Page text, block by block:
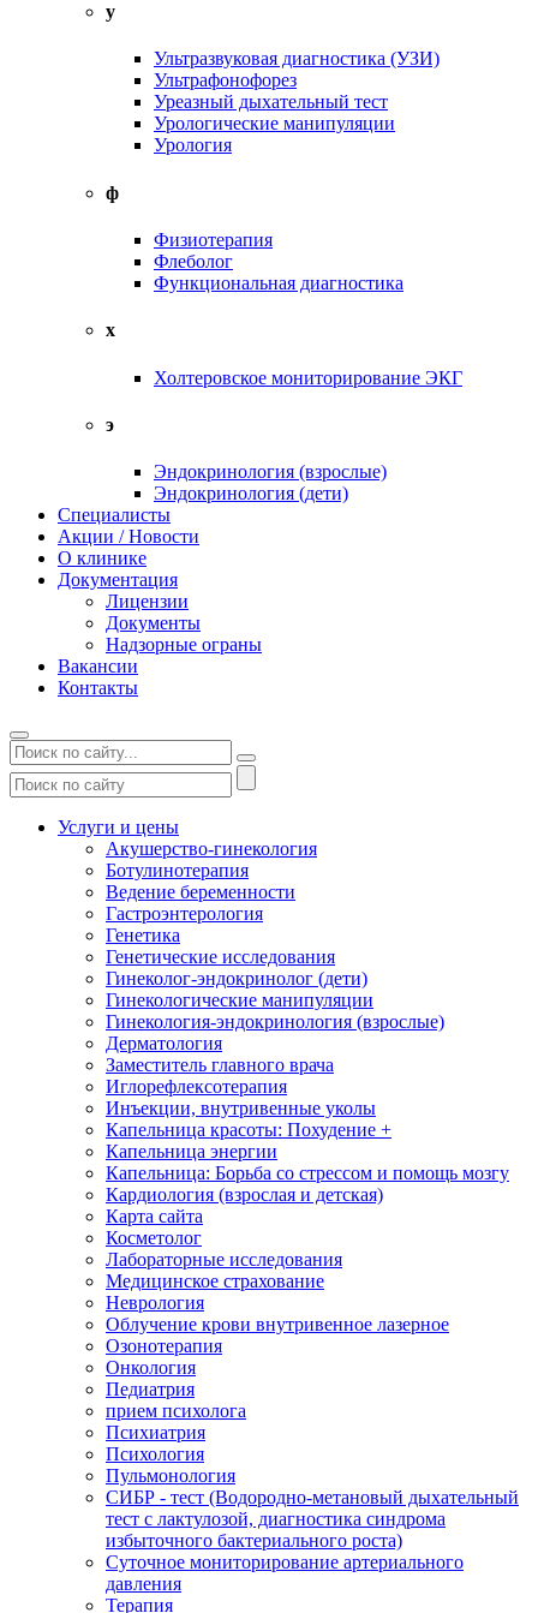
у
Ультразвуковая диагностика (УЗИ)
Ультрафонофорез
Уреазный дыхательный тест
Урологические манипуляции
Урология
ф
Физиотерапия
Флеболог
Функциональная диагностика
х
Холтеровское мониторирование ЭКГ
э
Эндокринология (взрослые)
Эндокринология (дети)
Специалисты
Акции / Новости
О клинике
Документация
Лицензии
Документы
Надзорные ограны
Вакансии
Контакты
Услуги и цены
Акушерство-гинекология
Ботулинотерапия
Ведение беременности
Гастроэнтерология
Генетика
Генетические исследования
Гинеколог-эндокринолог (дети)
Гинекологические манипуляции
Гинекология-эндокринология (взрослые)
Дерматология
Заместитель главного врача
Иглорефлексотерапия
Инъекции, внутривенные уколы
Капельница красоты: Похудение +
Капельница энергии
Капельница: Борьба со стрессом и помощь мозгу
Кардиология (взрослая и детская)
Карта сайта
Косметолог
Лабораторные исследования
Медицинское страхование
Неврология
Облучение крови внутривенное лазерное
Озонотерапия
Онкология
Педиатрия
прием психолога
Психиатрия
Психология
Пульмонология
СИБР - тест (Водородно-метановый дыхательный
тест с лактулозой, диагностика синдрома
избыточного бактериального роста)
Суточное мониторирование артериального
давления
Терапия